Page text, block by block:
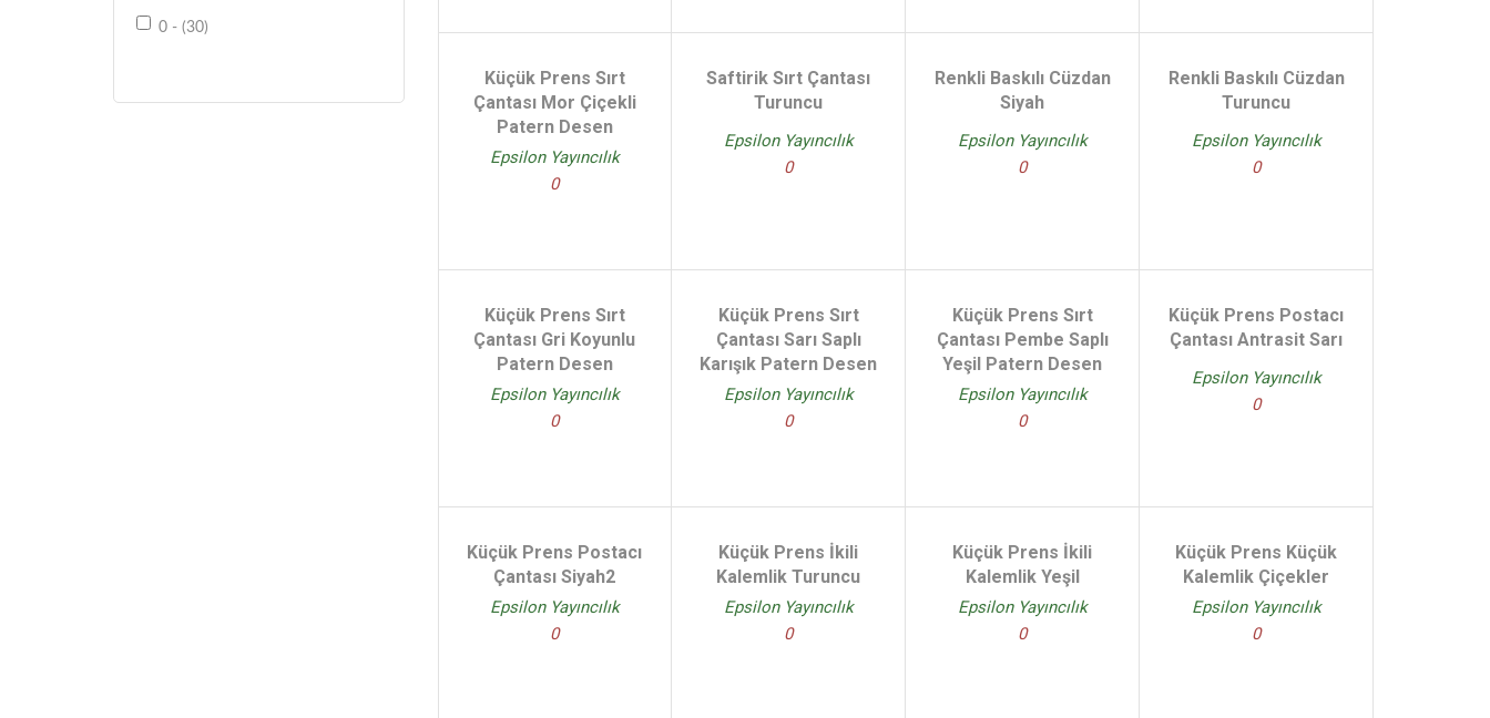
0 - (30)
Küçük Prens Sırt
Çantası Mor Çiçekli
Patern Desen
Epsilon Yayıncılık
0
Saftirik Sırt Çantası
Turuncu
Epsilon Yayıncılık
0
Renkli Baskılı Cüzdan
Siyah
Epsilon Yayıncılık
0
Renkli Baskılı Cüzdan
Turuncu
Epsilon Yayıncılık
0
Küçük Prens Sırt
Çantası Gri Koyunlu
Patern Desen
Epsilon Yayıncılık
0
Küçük Prens Sırt
Çantası Sarı Saplı
Karışık Patern Desen
Epsilon Yayıncılık
0
Küçük Prens Sırt
Çantası Pembe Saplı
Yeşil Patern Desen
Epsilon Yayıncılık
0
Küçük Prens Postacı
Çantası Antrasit Sarı
Epsilon Yayıncılık
0
Küçük Prens Postacı
Çantası Siyah2
Epsilon Yayıncılık
0
Küçük Prens İkili
Kalemlik Turuncu
Epsilon Yayıncılık
0
Küçük Prens İkili
Kalemlik Yeşil
Epsilon Yayıncılık
0
Küçük Prens Küçük
Kalemlik Çiçekler
Epsilon Yayıncılık
0